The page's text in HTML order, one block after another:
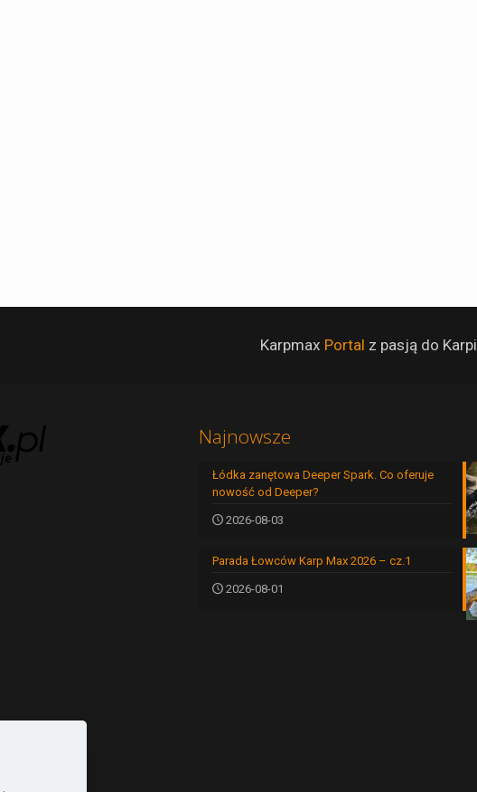
Karpmax Portal z pasją do Karpi
Najnowsze
Łódka zanętowa Deeper Spark. Co oferuje
nowość od Deeper?
2026-08-03
Parada Łowców Karp Max 2026 – cz.1
2026-08-01